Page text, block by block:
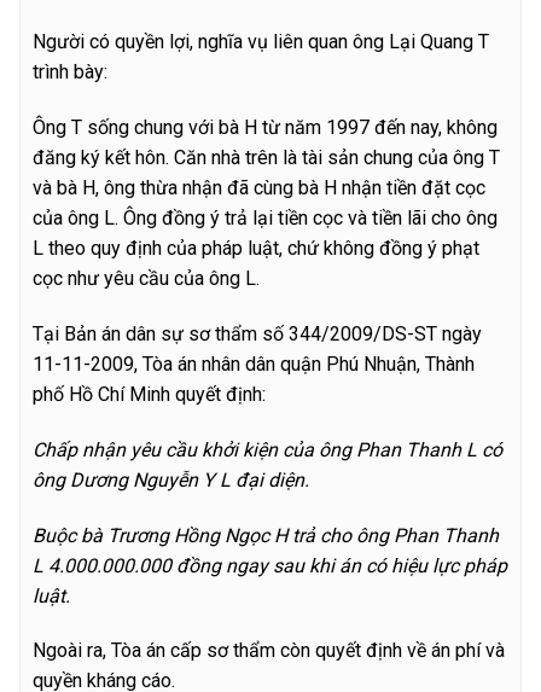
Người có quyền lợi, nghĩa vụ liên quan ông Lại Quang T
trình bày:
Ông T sống chung với bà H từ năm 1997 đến nay, không
đăng ký kết hôn. Căn nhà trên là tài sản chung của ông T
và bà H, ông thừa nhận đã cùng bà H nhận tiền đặt cọc
của ông L. Ông đồng ý trả lại tiền cọc và tiền lãi cho ông
L theo quy định của pháp luật, chứ không đồng ý phạt
cọc như yêu cầu của ông L.
Tại Bản án dân sự sơ thẩm số 344/2009/DS-ST ngày
11-11-2009, Tòa án nhân dân quận Phú Nhuận, Thành
phố Hồ Chí Minh quyết định:
Chấp nhận yêu cầu khởi kiện của ông Phan Thanh L có
ông Dương Nguyễn Y L đại diện.
Buộc bà Trương Hồng Ngọc H trả cho ông Phan Thanh
L 4.000.000.000 đồng ngay sau khi án có hiệu lực pháp
luật.
Ngoài ra, Tòa án cấp sơ thẩm còn quyết định về án phí và
quyền kháng cáo.